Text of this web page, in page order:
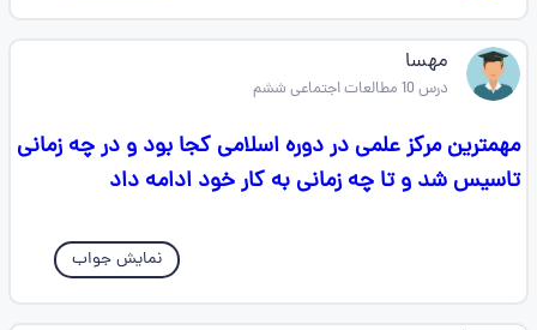
مهسا
درس 10 مطالعات اجتماعی ششم
مهمترین مرکز علمی در دوره اسلامی کجا بود و در چه زمانی
تاسیس شد و تا چه زمانی به کار خود ادامه داد
نمایش جواب